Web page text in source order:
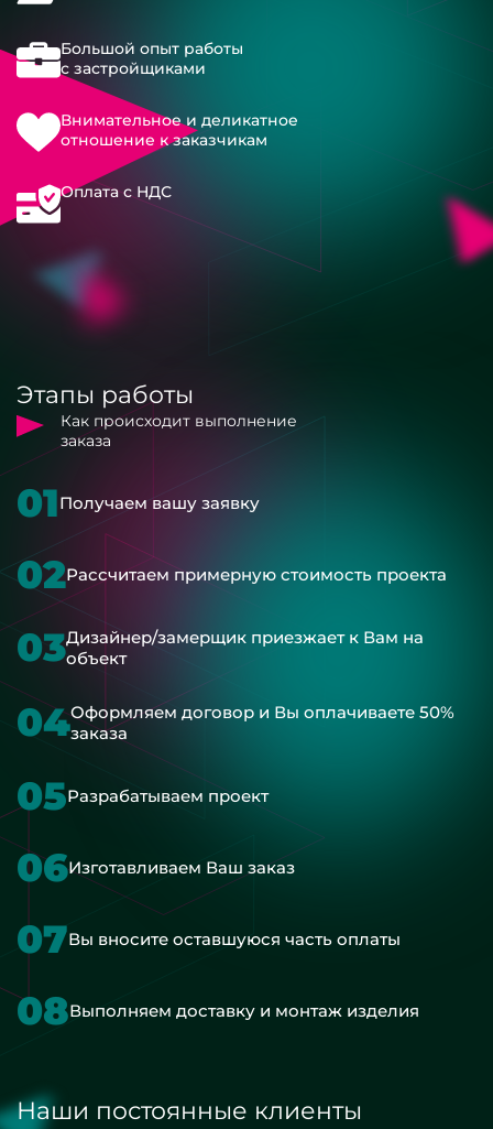
Большой опыт работы
с застройщиками
Внимательное и деликатное
отношение к заказчикам
Оплата с НДС
Этапы работы
Как происходит выполнение
заказа
01Получаем вашу заявку
02Рассчитаем примерную стоимость проекта
03Дизайнер/замерщик приезжает к Вам на
объект
04Оформляем договор и Вы оплачиваете 50%
заказа
05Разрабатываем проект
06Изготавливаем Ваш заказ
07Вы вносите оставшуюся часть оплаты
08Выполняем доставку и монтаж изделия
Наши постоянные клиенты